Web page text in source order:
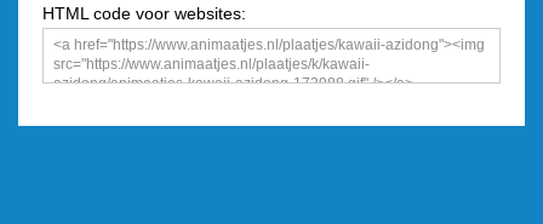
HTML code voor websites: